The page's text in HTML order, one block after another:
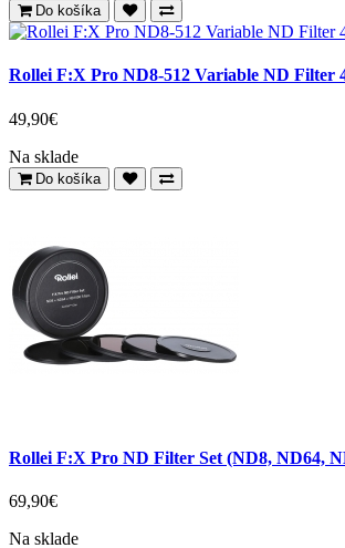
Do košíka
Rollei F:X Pro ND8-512 Variable ND Filter
49,90€
Na sklade
Do košíka
Rollei F:X Pro ND Filter Set (ND8, ND64,
69,90€
Na sklade